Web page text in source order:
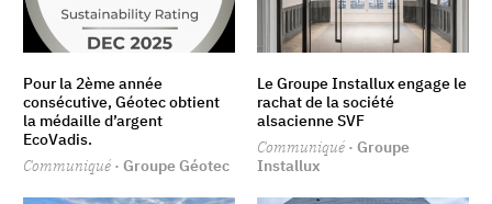
Pour la 2ème année
consécutive, Géotec obtient
la médaille d’argent
EcoVadis.
Communiqué · Groupe Géotec
Le Groupe Installux engage le
rachat de la société
alsacienne SVF
Communiqué · Groupe
Installux